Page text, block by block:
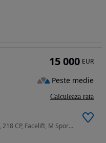
1995 cm3 • 218 CP • BMW 525d xDrive, 218 CP, Facelift, M Sport, HUD, 360 cam,
15 000 EUR
Peste medie
Calculeaza rata